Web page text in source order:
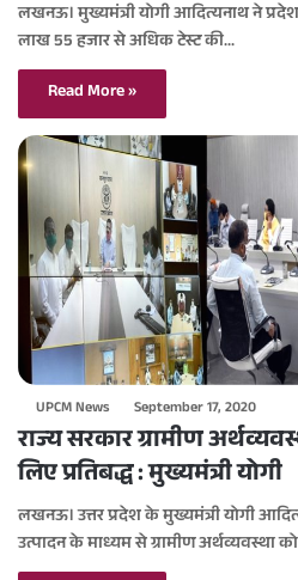
लखनऊ। मुख्यमंत्री योगी आदित्यनाथ ने
लाख 55 हजार से अधिक टेस्ट की…
Read More »
UPCM News September 17, 2020
राज्य सरकार ग्रामीण
लिए प्रतिबद्ध : मुख्यमंत्री योगी
लखनऊ। उत्तर प्रदेश के मुख्यमंत्री योगी
उत्पादन के माध्यम से ग्रामीण अर्थव्यवस्था